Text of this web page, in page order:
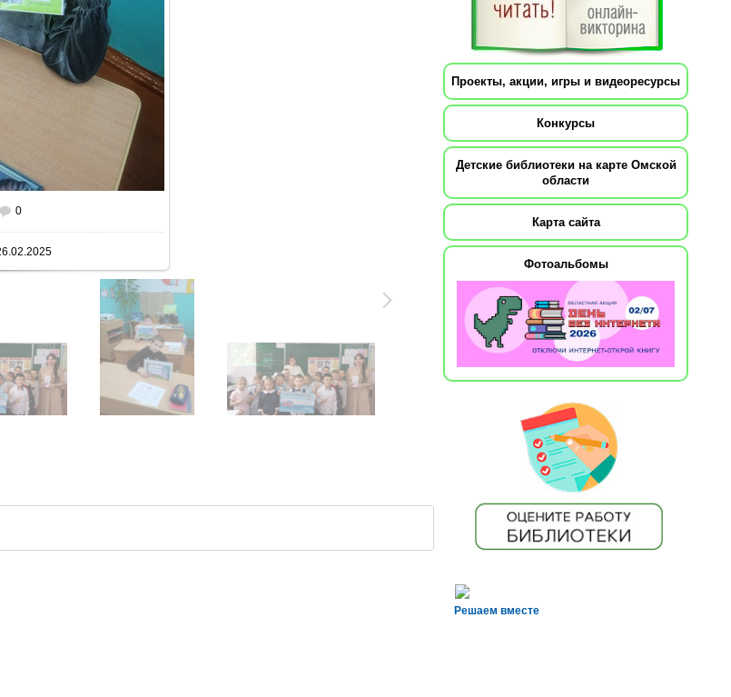
600x800
0
Проекты, акции, игры и видеоресурсы
Конкурсы
Детские библиотеки на карте Омской
области
Карта сайта
Фотоальбомы
Решаем вместе